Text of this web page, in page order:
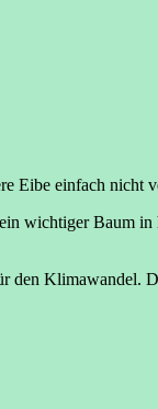
Eibe einfach nicht
wichtiger Baum
den Klimawandel.